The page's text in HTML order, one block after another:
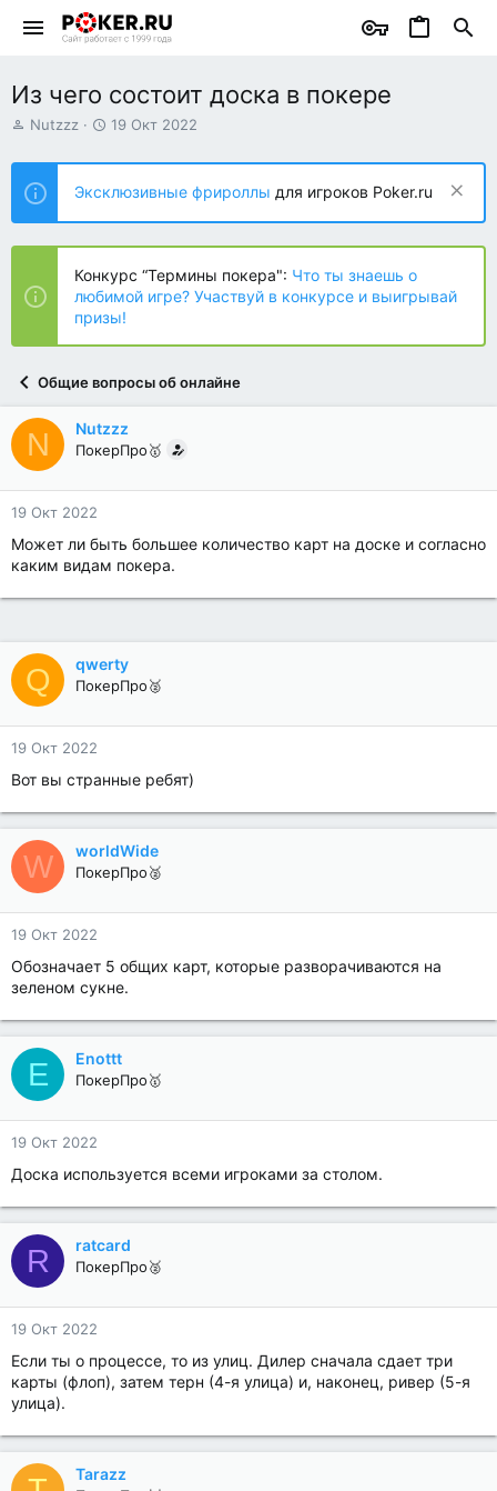
Из чего состоит доска в покере
А
т
о
р
т
е
ы
Nutzzz
Д
т
н
а
ч
л
а
19 Окт 2022
Эксклюзивные фрироллы для игроков Poker.ru
Конкурс “Термины покера": Что ты знаешь о
любимой игре? Участвуй в конкурсе и выигрывай
призы!
Общие вопросы об онлайне
N Nutzzz
ПокерПро🥇
19 Окт 2022
Может ли быть большее количество карт на доске и согласно
каким видам покера.
Q qwerty
ПокерПро🥈
19 Окт 2022
Вот вы странные ребят)
W worldWide
ПокерПро🥈
19 Окт 2022
Обозначает 5 общих карт, которые разворачиваются на
зеленом сукне.
E Enottt
ПокерПро🥇
19 Окт 2022
Доска используется всеми игроками за столом.
R ratcard
ПокерПро🥈
19 Окт 2022
Если ты о процессе, то из улиц. Дилер сначала сдает три
карты (флоп), затем терн (4-я улица) и, наконец, ривер (5-я
улица).
Tarazz